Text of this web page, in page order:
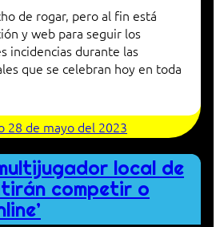
de rogar, pero al fin está
y web para seguir los
incidencias durante las
que se celebran hoy en toda
28 de mayo del 2023
local de
competir o